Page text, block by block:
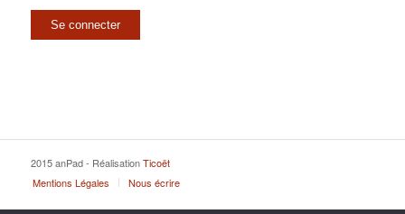
2015 anPad - RéalisationTicoët
Mentions Légales
Nous écrire